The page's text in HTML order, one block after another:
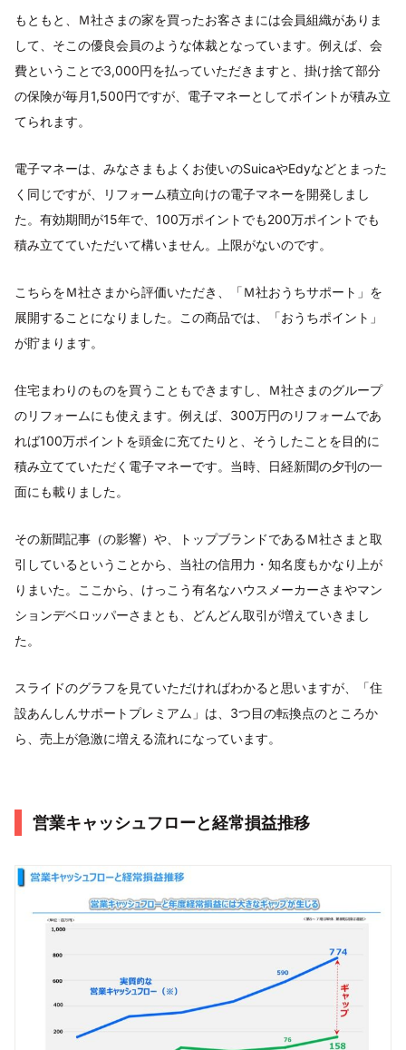
もともと、Ｍ社さまの家を買ったお客さまには会員組織がありま
して、そこの優良会員のような体裁となっています。例えば、会
費ということで3,000円を払っていただきますと、掛け捨て部分
の保険が毎月1,500円ですが、電子マネーとしてポイントが積み立
てられます。
電子マネーは、みなさまもよくお使いのSuicaやEdyなどとまった
く同じですが、リフォーム積立向けの電子マネーを開発しまし
た。有効期間が15年で、100万ポイントでも200万ポイントでも
積み立てていただいて構いません。上限がないのです。
こちらをＭ社さまから評価いただき、「Ｍ社おうちサポート」を
展開することになりました。この商品では、「おうちポイント」
が貯まります。
住宅まわりのものを買うこともできますし、Ｍ社さまのグループ
のリフォームにも使えます。例えば、300万円のリフォームであ
れば100万ポイントを頭金に充てたりと、そうしたことを目的に
積み立てていただく電子マネーです。当時、日経新聞の夕刊の一
面にも載りました。
その新聞記事（の影響）や、トップブランドであるＭ社さまと取
引しているということから、当社の信用力・知名度もかなり上が
りまいた。ここから、けっこう有名なハウスメーカーさまやマン
ションデベロッパーさまとも、どんどん取引が増えていきまし
た。
スライドのグラフを見ていただければわかると思いますが、「住
設あんしんサポートプレミアム」は、3つ目の転換点のところか
ら、売上が急激に増える流れになっています。
営業キャッシュフローと経常損益推移